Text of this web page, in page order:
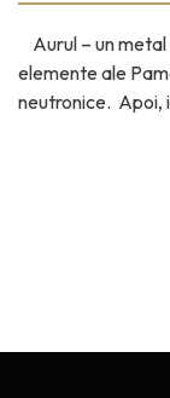
Aurul – un metal
elemente ale
neutronice. Apoi,